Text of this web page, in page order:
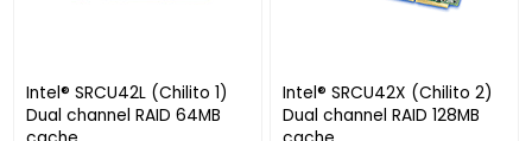
Intel® SRCU42L (Chilito 1)
Dual channel RAID 64MB
Intel® SRCU42X (Chilito 2)
Dual channel RAID 128MB